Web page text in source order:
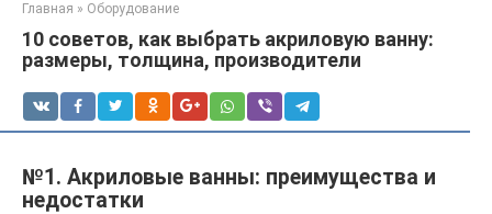
Главная » Оборудование
10 советов, как выбрать акриловую ванну:
размеры, толщина, производители
№1. Акриловые ванны: преимущества и
недостатки